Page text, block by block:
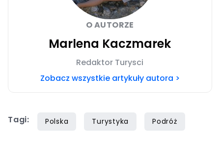
O AUTORZE
Marlena Kaczmarek
Redaktor Turysci
Zobacz wszystkie artykuły autora >
Tagi: Polska Turystyka Podróż